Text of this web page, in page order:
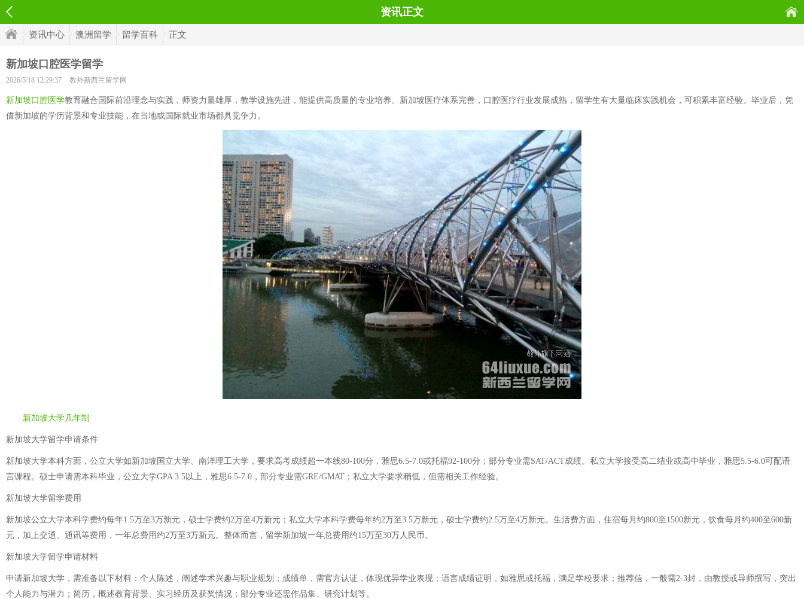
资讯正文
资讯中心 澳洲留学 留学百科 正文
新加坡口腔医学留学
2026/5/18 12:29:37 教外新西兰留学网
新加坡口腔医学教育融合国际前沿理念与实践，师资力量雄厚，教学设施先进，能提供高质量的专业培养。新加坡医疗体系完善，口腔医疗行业发展成熟，留学生有大量临床实践机会，可积累丰富经验。毕业后，凭
借新加坡的学历背景和专业技能，在当地或国际就业市场都具竞争力。
新加坡大学几年制
新加坡大学留学申请条件
新加坡大学本科方面，公立大学如新加坡国立大学、南洋理工大学，要求高考成绩超一本线80-100分，雅思6.5-7.0或托福92-100分；部分专业需SAT/ACT成绩。私立大学接受高二结业或高中毕业，雅思5.5-6.0可配语
言课程。硕士申请需本科毕业，公立大学GPA 3.5以上，雅思6.5-7.0，部分专业需GRE/GMAT；私立大学要求稍低，但需相关工作经验。
新加坡大学留学费用
新加坡公立大学本科学费约每年1.5万至3万新元，硕士学费约2万至4万新元；私立大学本科学费每年约2万至3.5万新元，硕士学费约2.5万至4万新元。生活费方面，住宿每月约800至1500新元，饮食每月约400至600新
元，加上交通、通讯等费用，一年总费用约2万至3万新元。整体而言，留学新加坡一年总费用约15万至30万人民币。
新加坡大学留学申请材料
申请新加坡大学，需准备以下材料：个人陈述，阐述学术兴趣与职业规划；成绩单，需官方认证，体现优异学业表现；语言成绩证明，如雅思或托福，满足学校要求；推荐信，一般需2-3封，由教授或导师撰写，突出
个人能力与潜力；简历，概述教育背景、实习经历及获奖情况；部分专业还需作品集、研究计划等。